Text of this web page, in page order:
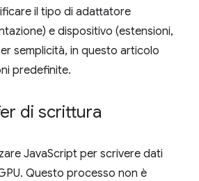
il tipo di adattatore
e dispositivo (estensioni,
semplicità, in questo articolo
predefinite.
di scrittura
JavaScript per scrivere dati
Questo processo non è